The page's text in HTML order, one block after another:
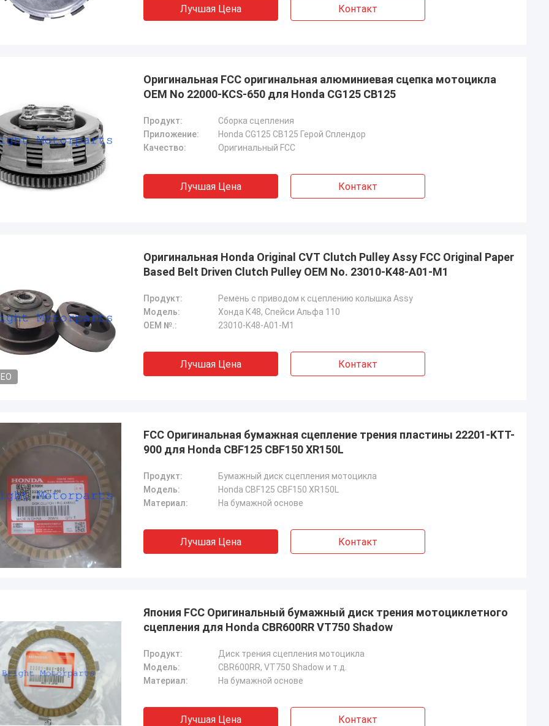
Лучшая Цена Контакт
Оригинальная FCC оригинальная алюминиевая сцепка мотоцикла
OEM No 22000-KCS-650 для Honda CG125 CB125
Продукт:
Сборка сцепления
Приложение:
Honda CG125 CB125 Герой Сплендор
Качество:
Оригинальный FCC
Лучшая Цена Контакт
Оригинальная Honda Original CVT Clutch Pulley Assy FCC Original Paper
Based Belt Driven Clutch Pulley OEM No. 23010-K48-A01-M1
Продукт:
Ремень с приводом к сцеплению колышка Assy
Модель:
Хонда К48, Спейси Альфа 110
OEM №.:
23010-K48-A01-M1
Лучшая Цена Контакт
FCC Оригинальная бумажная сцепление трения пластины 22201-KTT-
900 для Honda CBF125 CBF150 XR150L
Продукт:
Бумажный диск сцепления мотоцикла
Модель:
Honda CBF125 CBF150 XR150L
Материал:
На бумажной основе
Лучшая Цена Контакт
Япония FCC Оригинальный бумажный диск трения мотоциклетного
сцепления для Honda CBR600RR VT750 Shadow
Продукт:
Диск трения сцепления мотоцикла
Модель:
CBR600RR, VT750 Shadow и т.д.
Материал:
На бумажной основе
Лучшая Цена Контакт